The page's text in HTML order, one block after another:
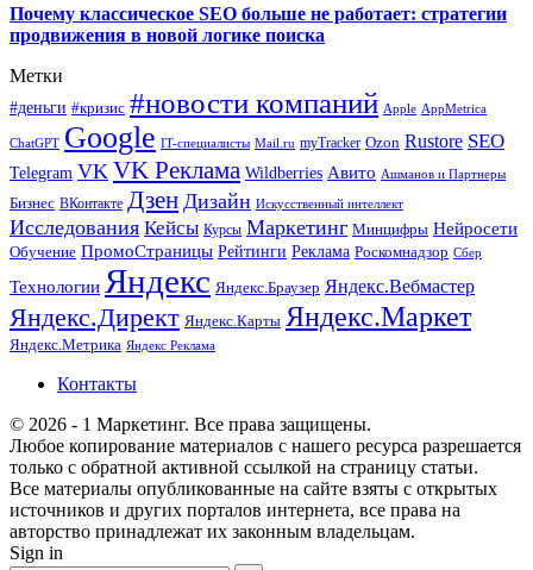
Почему классическое SEO больше не работает: стратегии
продвижения в новой логике поиска
Метки
#деньги #кризис #новости компаний Apple AppMetrica
ChatGPT Google IT-специалисты Mail.ru myTracker Ozon Rustore SEO
Telegram VK VK Реклама Wildberries Авито Ашманов и Партнеры
Бизнес ВКонтакте Дзен Дизайн Искусственный интеллект
Исследования Кейсы Курсы Маркетинг Минцифры Нейросети
Обучение ПромоСтраницы Рейтинги Реклама Роскомнадзор Сбер
Технологии Яндекс Яндекс.Браузер Яндекс.Вебмастер
Яндекс.Директ Яндекс.Карты Яндекс.Маркет
Яндекс.Метрика Яндекс Реклама
Контакты
© 2026 - 1 Маркетинг. Все права защищены.
Любое копирование материалов с нашего ресурса разрешается
только с обратной активной ссылкой на страницу статьи.
Все материалы опубликованные на сайте взяты с открытых
источников и других порталов интернета, все права на
авторство принадлежат их законным владельцам.
Sign in